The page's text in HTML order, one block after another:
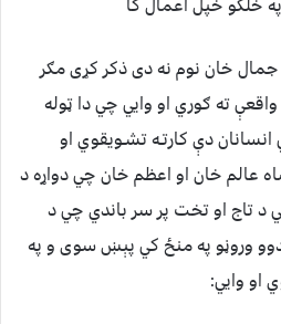
خان نوم نه دى ذكر كړى مګر
ته ګوري او وايي چي دا ټوله
دې كارتـه تشـويقوي او
عالم خان او اعظم خان چي دواړه د
د تاج او تخت پر سر باندي چي د
وروڼو په منځ كي پېښ سوى و په
او وايي: